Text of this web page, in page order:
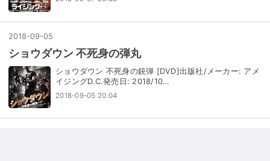
2018-09-05
ショウダウン 不死身の弾丸
ショウダウン 不死身の銃弾 [DVD]出版社/メーカー: アメ
イジングD.C.発売日: 2018/10…
2018-09-05 20:04